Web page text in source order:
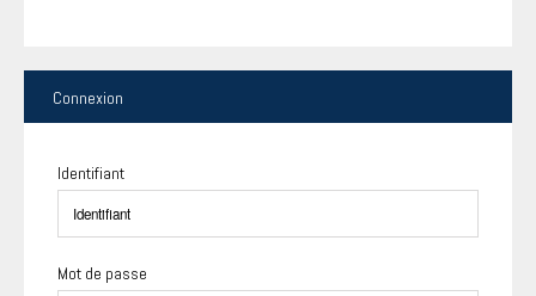
Connexion
Identifiant
Mot de passe